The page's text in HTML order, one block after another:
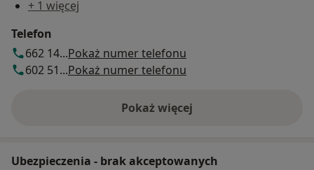
+ 1 więcej
Telefon
662 14...Pokaż numer telefonu
602 51...Pokaż numer telefonu
Pokaż więcej
o adresie
Ubezpieczenia - brak akceptowanych